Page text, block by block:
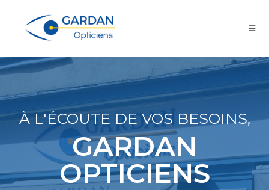
À L'ÉCOUTE DE VOS BESOINS,
GARDAN
OPTICIENS